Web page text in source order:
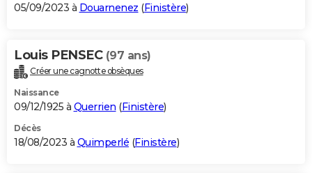
05/09/2023 à Douarnenez (Finistère)
Louis PENSEC (97 ans)
Créer une cagnotte obsèques
Naissance
09/12/1925 à Querrien (Finistère)
Décès
18/08/2023 à Quimperlé (Finistère)